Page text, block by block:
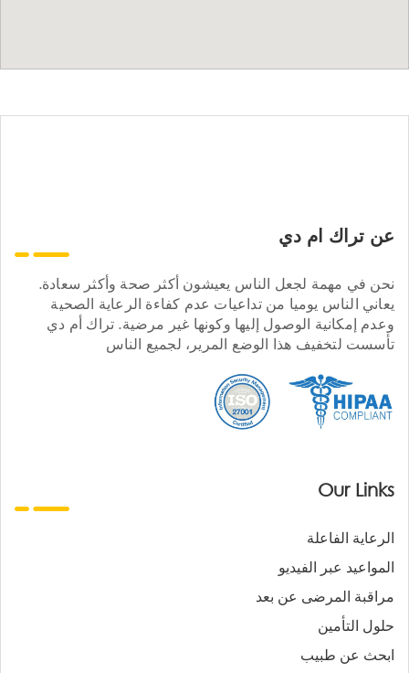
عن تراك ام دي
نحن في مهمة لجعل الناس يعيشون أكثر صحة وأكثر سعادة.
يعاني الناس يوميا من تداعيات عدم كفاءة الرعاية الصحية
وعدم إمكانية الوصول إليها وكونها غير مرضية. تراك أم دي
تأسست لتخفيف هذا الوضع المرير، لجميع الناس
Our Links
الرعاية الفاعلة
المواعيد عبر الفيديو
مراقبة المرضى عن بعد
حلول التأمين
ابحث عن طبيب